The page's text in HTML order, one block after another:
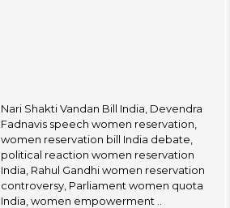
Nari Shakti Vandan Bill India, Devendra
Fadnavis speech women reservation,
women reservation bill India debate,
political reaction women reservation
India, Rahul Gandhi women reservation
controversy, Parliament women quota
India, women empowerment ..